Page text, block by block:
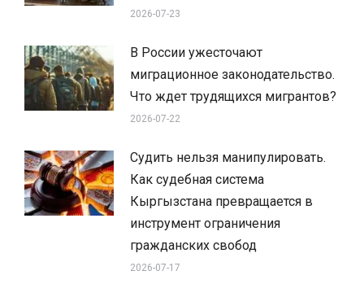
2026-07-23
В России ужесточают
миграционное законодательство.
Что ждет трудящихся мигрантов?
2026-07-22
Судить нельзя манипулировать.
Как судебная система
Кыргызстана превращается в
инструмент ограничения
гражданских свобод
2026-07-17